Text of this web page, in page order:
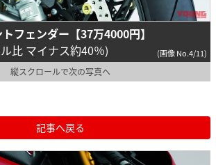
フェンダー【37万4000円】
比 マイナス約40％)
(画像 No.4/11)
縦スクロールで次の写真へ
記事へ戻る